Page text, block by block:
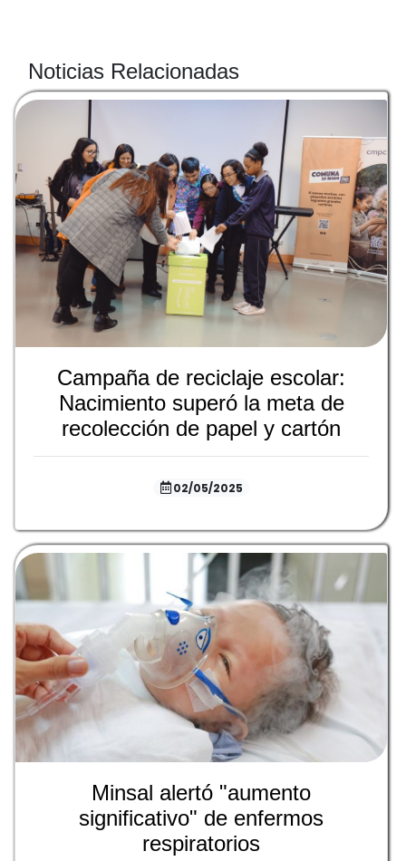
Noticias Relacionadas
Campaña de reciclaje escolar:
Nacimiento superó la meta de
recolección de papel y cartón
02/05/2025
Minsal alertó "aumento
significativo" de enfermos
respiratorios